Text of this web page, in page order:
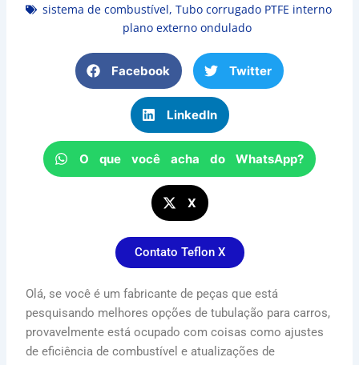
sistema de combustível, Tubo corrugado PTFE interno
plano externo ondulado
Facebook Twitter
LinkedIn
O que você acha do WhatsApp?
X
Contato Teflon X
Olá, se você é um fabricante de peças que está
pesquisando melhores opções de tubulação para carros,
provavelmente está ocupado com coisas como ajustes
de eficiência de combustível e atualizações de